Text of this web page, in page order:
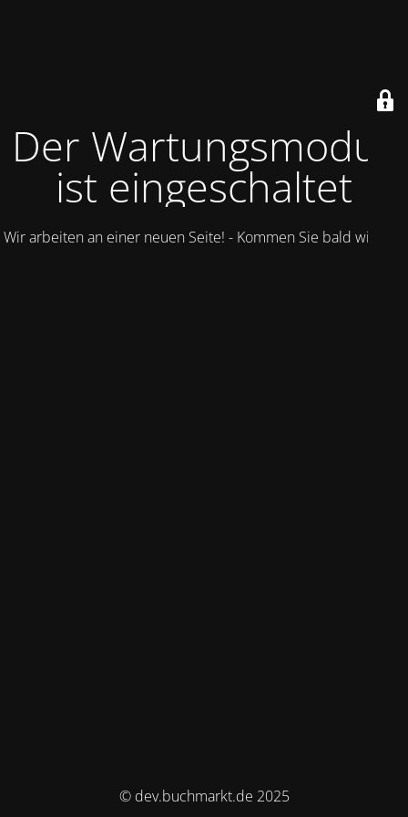
Der Wartungsmodus
ist eingeschaltet
Wir arbeiten an einer neuen Seite! - Kommen Sie bald wieder.
© dev.buchmarkt.de 2025